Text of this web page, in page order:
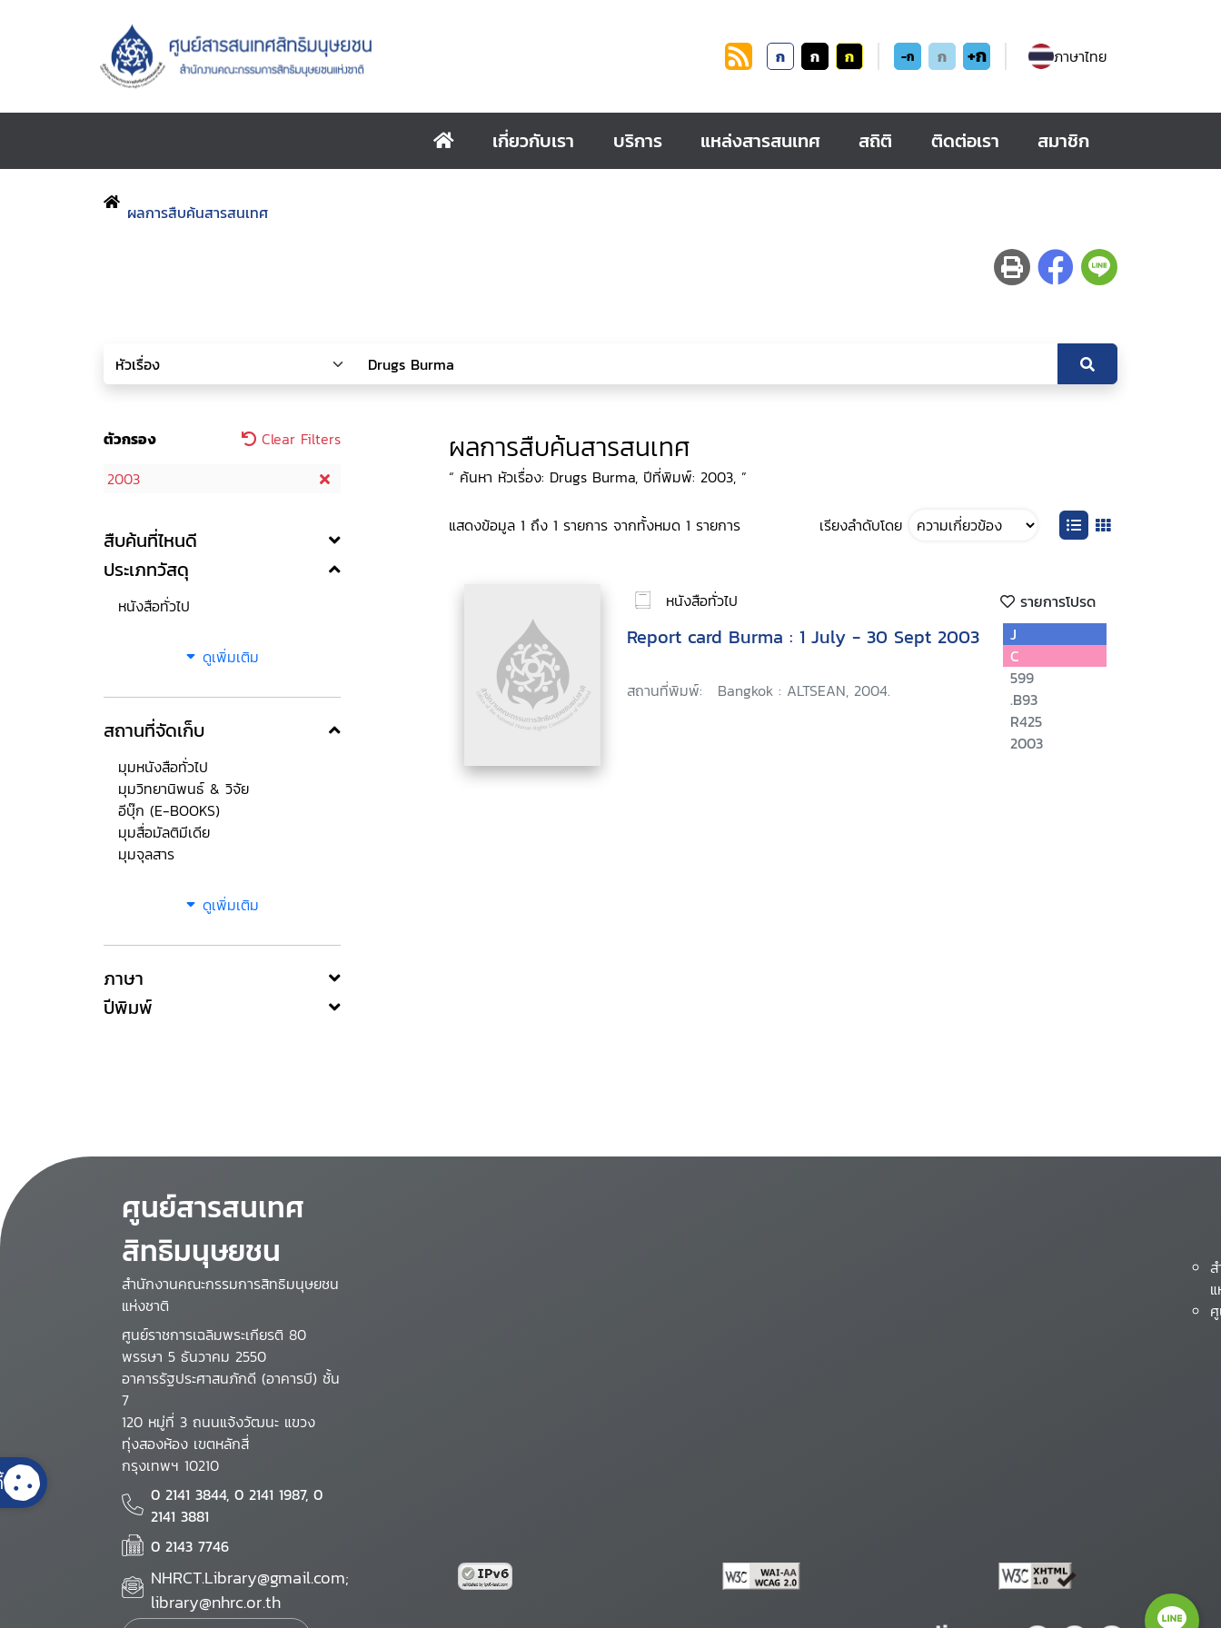
ก ก ก -ก ก +ก ภาษาไทย
เกี่ยวกับเรา บริการ แหล่งสารสนเทศ สถิติ ติดต่อเรา สมาชิก
ผลการสืบค้นสารสนเทศ
ตัวกรอง
Clear Filters
2003
สืบค้นที่ไหนดี
ประเภทวัสดุ
หนังสือทั่วไป
ดูเพิ่มเติม
สถานที่จัดเก็บ
มุมหนังสือทั่วไป
มุมวิทยานิพนธ์ & วิจัย
อีบุ๊ก (E-BOOKS)
มุมสื่อมัลติมีเดีย
มุมจุลสาร
ดูเพิ่มเติม
ภาษา
ปีพิมพ์
ผลการสืบค้นสารสนเทศ
“ ค้นหา หัวเรื่อง: Drugs Burma, ปีที่พิมพ์: 2003, ”
แสดงข้อมูล 1 ถึง 1 รายการ จากทั้งหมด 1 รายการ เรียงลำดับโดย
หนังสือทั่วไป รายการโปรด
Report card Burma : 1 July - 30 Sept 2003
สถานที่พิมพ์: Bangkok : ALTSEAN, 2004.
J
C
599
.B93
R425
2003
ศูนย์สารสนเทศ
สิทธิมนุษยชน
สำนักงานคณะกรรมการสิทธิมนุษยชน
แห่งชาติ
ศูนย์ราชการเฉลิมพระเกียรติ 80
พรรษา 5 ธันวาคม 2550
อาคารรัฐประศาสนภักดี (อาคารบี) ชั้น
7
120 หมู่ที่ 3 ถนนแจ้งวัฒนะ แขวง
ทุ่งสองห้อง เขตหลักสี่
กรุงเทพฯ 10210
0 2141 3844, 0 2141 1987, 0
2141 3881
0 2143 7746
NHRCT.Library@gmail.com;
library@nhrc.or.th